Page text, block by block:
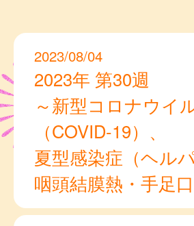
2023/08/04
2023年 第30週
～新型コロナウイ
（COVID-19）、
夏型感染症（ヘル
咽頭結膜熱・手足